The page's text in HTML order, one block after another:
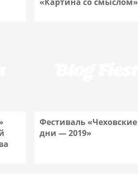
Фестиваль «Чеховские
дни — 2019»